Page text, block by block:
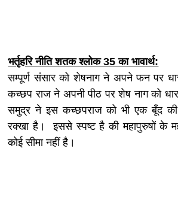
भर्तृहरि नीति शतक श्लोक 35 का भावार्थ:
सम्पूर्ण संसार को शेषनाग ने अपने फन पर
कच्छप राज ने अपनी पीठ पर शेष नाग को
समुद्र ने इस कच्छपराज को भी एक बूँद
रक्खा है। इससे स्पष्ट है की महापुरुषों के
कोई सीमा नहीं है।